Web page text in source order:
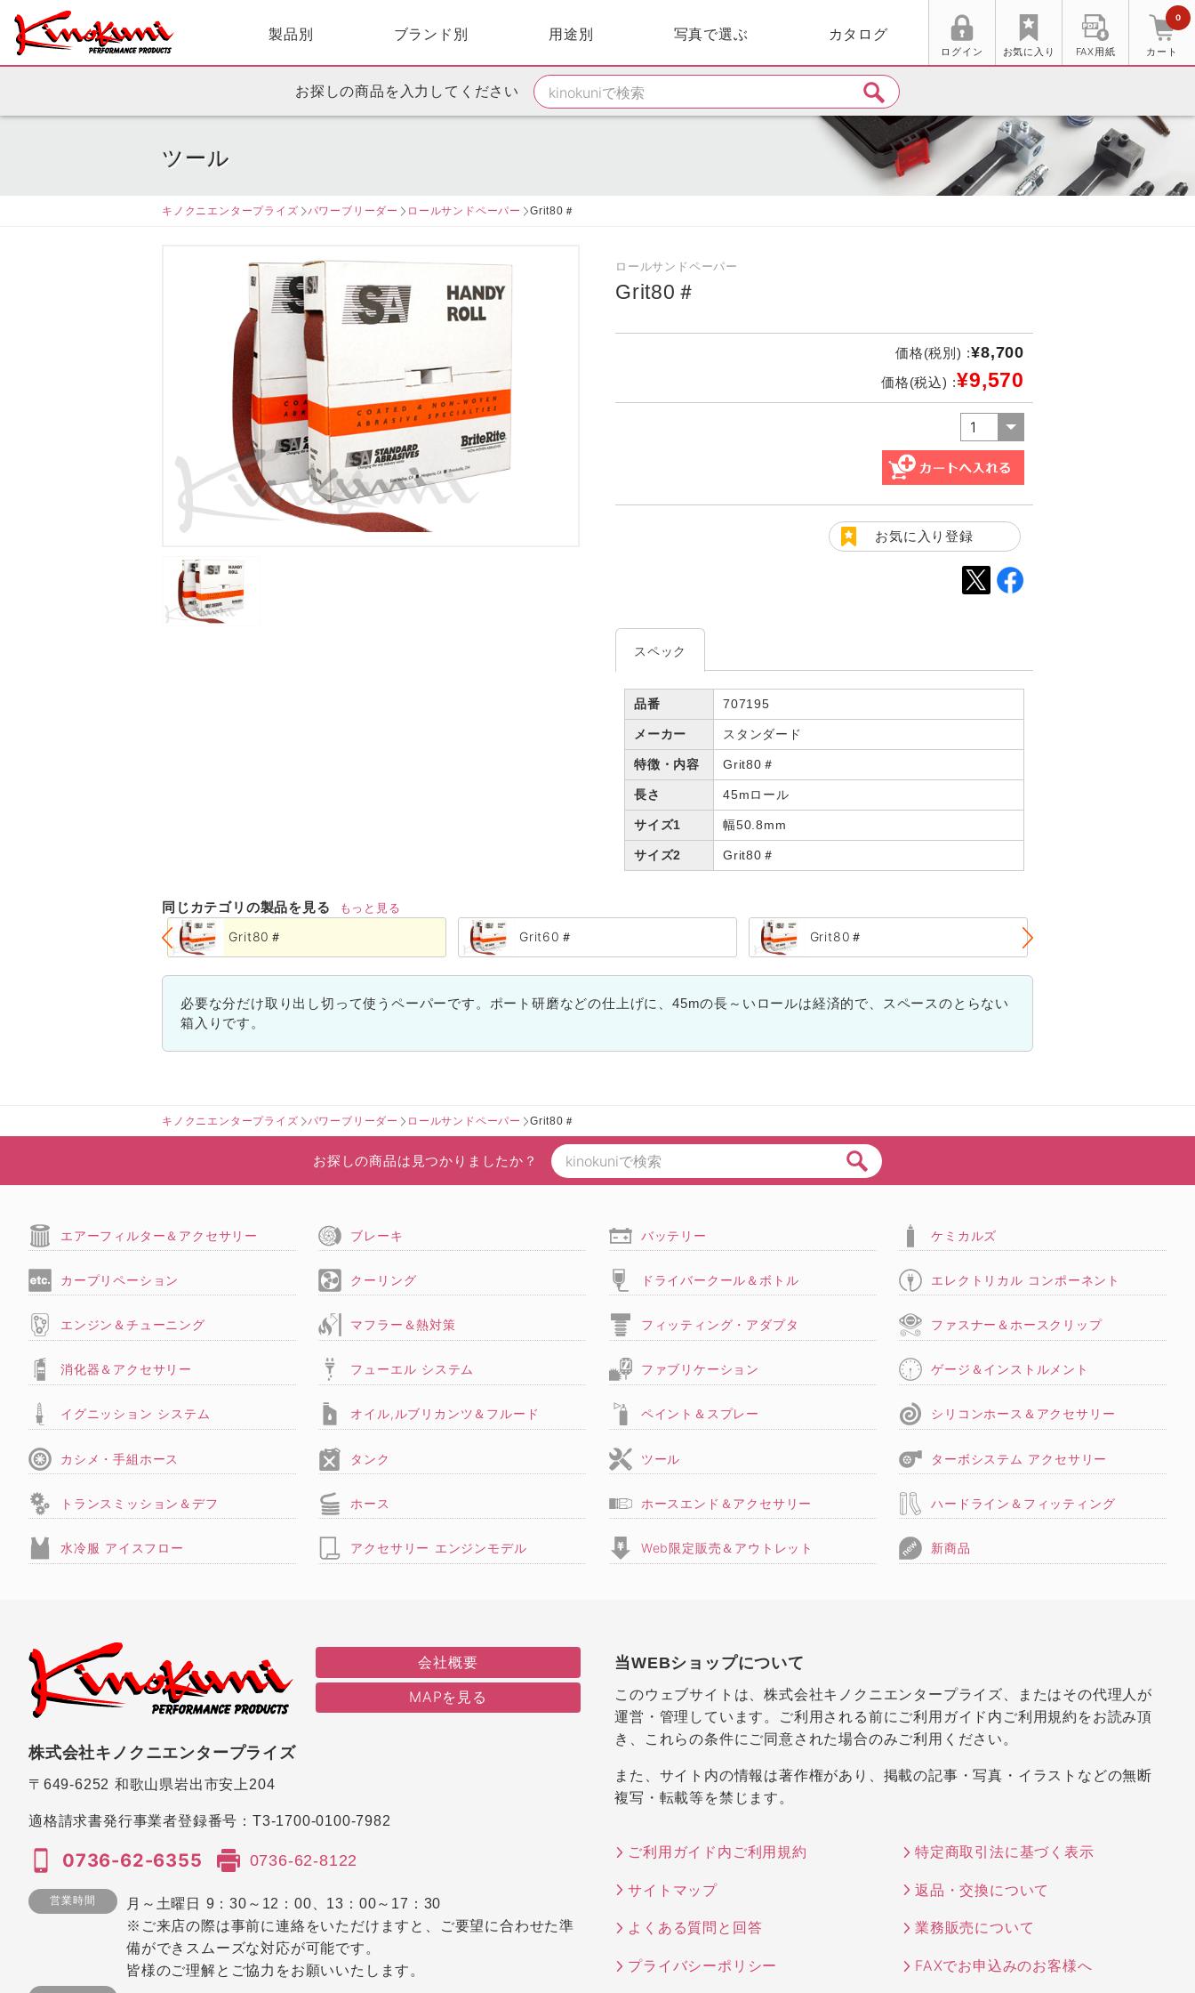
製品別 ブランド別 用途別 写真で選ぶ カタログ
ログイン お気に入り FAX用紙 カート
0
お探しの商品を入力してください
ツール
キノクニエンタープライズ パワーブリーダー ロールサンドペーパー Grit80＃
ロールサンドペーパー
Grit80＃
価格(税別) :¥8,700
価格(税込) :¥9,570
お気に入り登録
スペック
品番 707195
メーカー スタンダード
特徴・内容 Grit80＃
長さ 45mロール
サイズ1 幅50.8mm
サイズ2 Grit80＃
同じカテゴリの製品を見る もっと見る
Grit80＃ Grit60＃ Grit80＃
必要な分だけ取り出し切って使うペーパーです。ポート研磨などの仕上げに、45mの長～いロールは経済的で、スペースのとらない
箱入りです。
キノクニエンタープライズ パワーブリーダー ロールサンドペーパー Grit80＃
お探しの商品は見つかりましたか？
エアーフィルター＆アクセサリー ブレーキ バッテリー ケミカルズ
カープリペーション クーリング ドライバークール＆ボトル エレクトリカル コンポーネント
エンジン＆チューニング マフラー＆熱対策 フィッティング・アダプタ ファスナー＆ホースクリップ
消化器＆アクセサリー フューエル システム ファブリケーション ゲージ＆インストルメント
イグニッション システム オイル,ルブリカンツ＆フルード ペイント＆スプレー シリコンホース＆アクセサリー
カシメ・手組ホース タンク ツール ターボシステム アクセサリー
トランスミッション＆デフ ホース ホースエンド＆アクセサリー ハードライン＆フィッティング
水冷服 アイスフロー アクセサリー エンジンモデル Web限定販売＆アウトレット 新商品
会社概要
MAPを見る
株式会社キノクニエンタープライズ
〒649-6252 和歌山県岩出市安上204
適格請求書発行事業者登録番号：T3-1700-0100-7982
0736-62-6355 0736-62-8122
営業時間
月～土曜日 9：30～12：00、13：00～17：30
※ご来店の際は事前に連絡をいただけますと、ご要望に合わせた準
備ができスムーズな対応が可能です。
皆様のご理解とご協力をお願いいたします。
当WEBショップについて
このウェブサイトは、株式会社キノクニエンタープライズ、またはその代理人が
運営・管理しています。ご利用される前にご利用ガイド内ご利用規約をお読み頂
き、これらの条件にご同意された場合のみご利用ください。
また、サイト内の情報は著作権があり、掲載の記事・写真・イラストなどの無断
複写・転載等を禁じます。
ご利用ガイド内ご利用規約 特定商取引法に基づく表示
サイトマップ 返品・交換について
よくある質問と回答 業務販売について
プライバシーポリシー FAXでお申込みのお客様へ